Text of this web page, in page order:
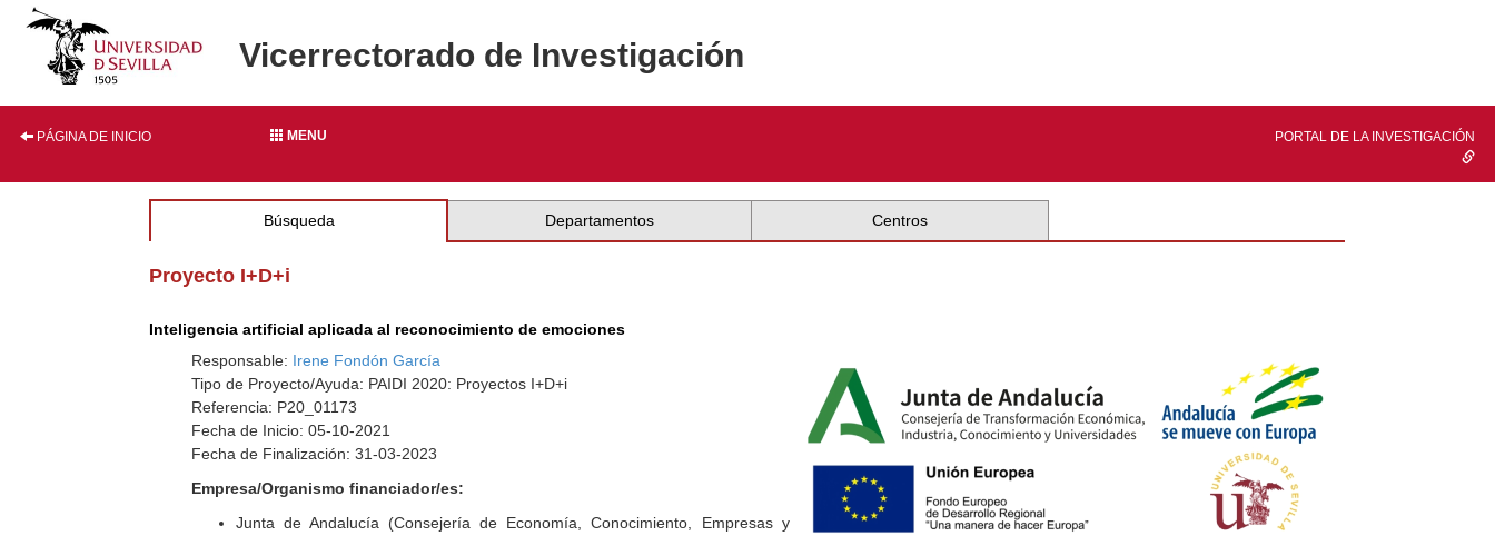
Vicerrectorado de Investigación
PÁGINA DE INICIO MENU PORTAL DE LA INVESTIGACIÓN
Búsqueda Departamentos Centros
Proyecto I+D+i
Inteligencia artificial aplicada al reconocimiento de emociones
Responsable: Irene Fondón García
Tipo de Proyecto/Ayuda: PAIDI 2020: Proyectos I+D+i
Referencia: P20_01173
Fecha de Inicio: 05-10-2021
Fecha de Finalización: 31-03-2023
Empresa/Organismo financiador/es:
Junta de Andalucía (Consejería de Economía, Conocimiento, Empresas y